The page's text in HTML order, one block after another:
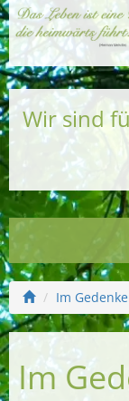
Wir sind
Im
Im